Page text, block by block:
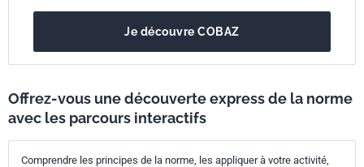
Je découvre COBAZ
Offrez-vous une découverte express de la norme
avec les parcours interactifs
Comprendre les principes de la norme, les appliquer à votre activité,